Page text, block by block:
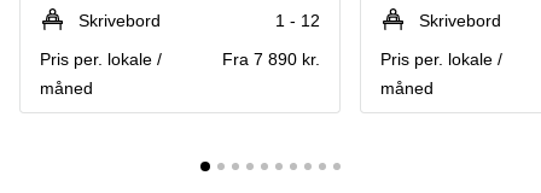
Virtuelt
Oslo
16 Oslo
Nydalsveien
28 Oslo
Skrivebord
1 - 12
Pris per. lokale /
måned
Fra 7 890 kr.
Skrivebord
Pris per. lokale /
måned